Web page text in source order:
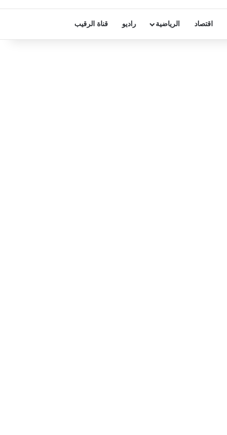
اقتصاد الرياضية راديو قناة الرقيب